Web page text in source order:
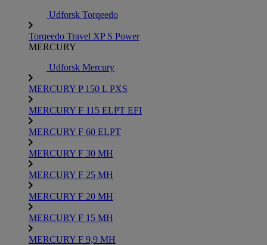
Udforsk Torqeedo
Torqeedo Travel XP S Power
MERCURY
Udforsk Mercury
MERCURY P 150 L PXS
MERCURY F 115 ELPT EFI
MERCURY F 60 ELPT
MERCURY F 30 MH
MERCURY F 25 MH
MERCURY F 20 MH
MERCURY F 15 MH
MERCURY F 9,9 MH